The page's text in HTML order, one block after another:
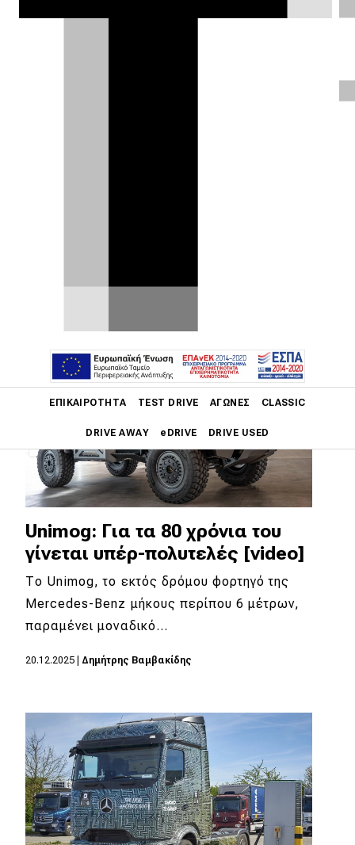
ΕΠΙΚΑΙΡΌΤΗΤΑ TEST DRIVE ΑΓΏΝΕΣ CLASSIC
DRIVE AWAY eDRIVE DRIVE USED
Main navigation
Επικαιρότητα
Νέα μοντέλα
Πρωτότυπα
Ελλάδα
Κόσμος
Απόψεις
Test Drive
Δοκιμή
Unimog: Για τα 80 χρόνια του
γίνεται υπέρ-πολυτελές [video]
Το Unimog, το εκτός δρόμου φορτηγό της
Mercedes-Benz μήκους περίπου 6 μέτρων,
παραμένει μοναδικό…
20.12.2025 Δημήτρης Βαμβακίδης